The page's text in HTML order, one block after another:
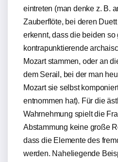
eintreten (man denke z. B.
Zauberflöte, bei deren
erkennt, dass die beiden
kontrapunktierende
Mozart stammen, oder an
dem Serail, bei der man
Mozart sie selbst
entnommen hat). Für die
Wahrnehmung spielt die
Abstammung keine große
dass die Elemente des
werden. Naheliegende